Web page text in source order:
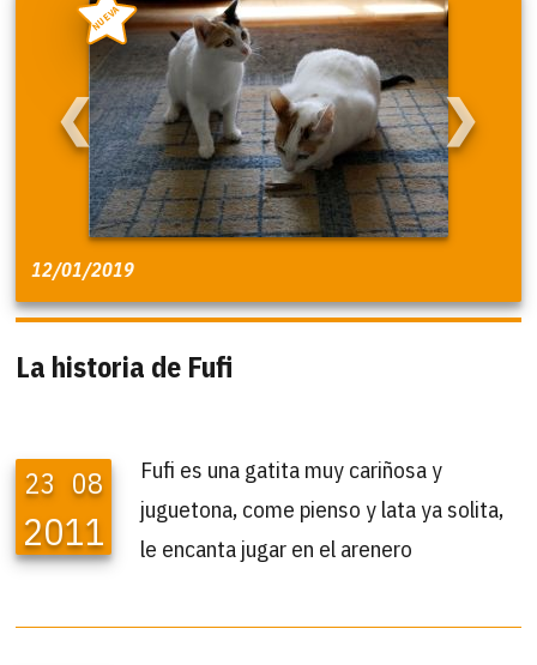
❮ ❯
NUEVA
12/01/2019
La historia de Fufi
23 08
2011
Fufi es una gatita muy cariñosa y
juguetona, come pienso y lata ya solita,
le encanta jugar en el arenero